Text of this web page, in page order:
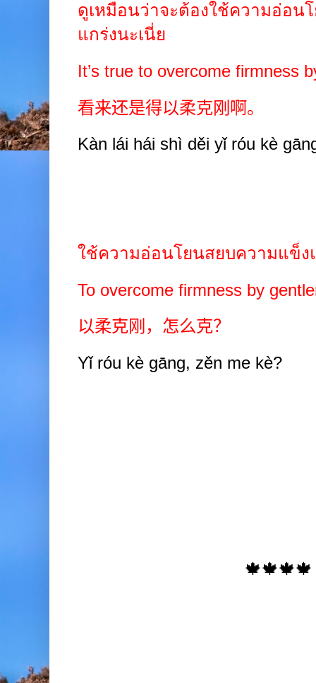
ดูเหมือนว่าจะต้องใช้ความอ่อน
แกร่งนะเนี่ย
It’s true to overcome firmness
看来还是得以柔克刚啊。
Kàn lái hái shì děi yǐ róu kè
ใช้ความอ่อนโยนสยบความแข็ง
To overcome firmness by
以柔克刚，怎么克？
Yǐ róu kè gāng, zěn me kè?
🍁🍁🍁🍁